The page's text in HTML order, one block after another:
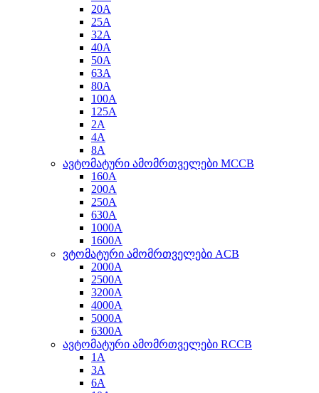
20A
25А
32A
40A
50A
63A
80A
100A
125A
2A
4A
8A
ავტომატური ამომრთველები MCCB
160A
200A
250A
630A
1000A
1600A
ვტომატური ამომრთველები ACB
2000A
2500A
3200A
4000A
5000A
6300A
ავტომატური ამომრთველები RCCB
1A
3A
6A